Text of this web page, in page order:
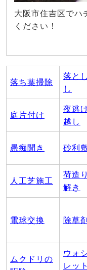
大阪市住吉区でハ
ください！
落ち葉掃除
落と
し
庭片付け
夜逃
越し
愚痴聞き 砂利
人工芝施工
荷造
解き
電球交換 除草
ムクドリの
ウォ
レッ